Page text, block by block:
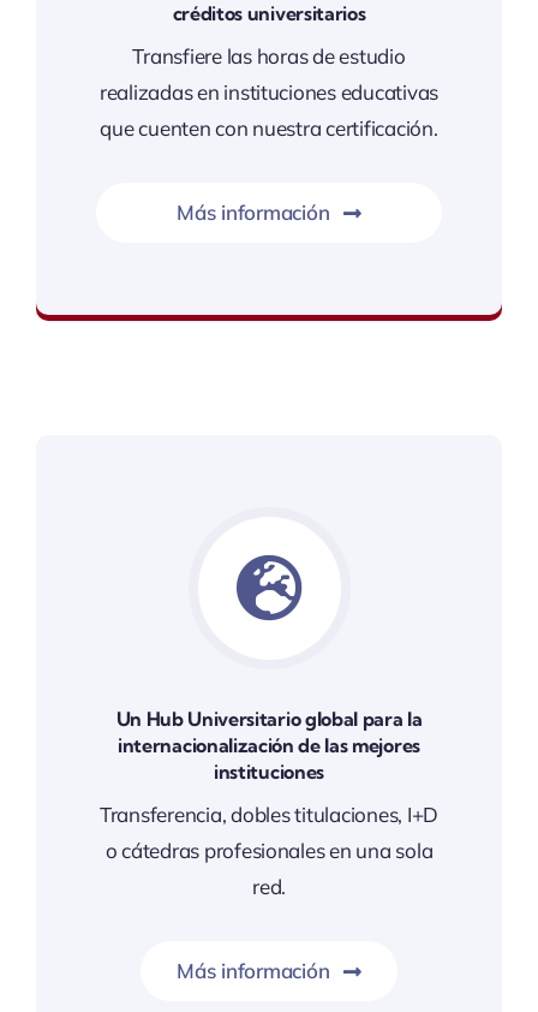
créditos universitarios
Transfiere las horas de estudio
realizadas en instituciones educativas
que cuenten con nuestra certificación.
Más información
Un Hub Universitario global para la
internacionalización de las mejores
instituciones
Transferencia, dobles titulaciones, I+D
o cátedras profesionales en una sola
red.
Más información